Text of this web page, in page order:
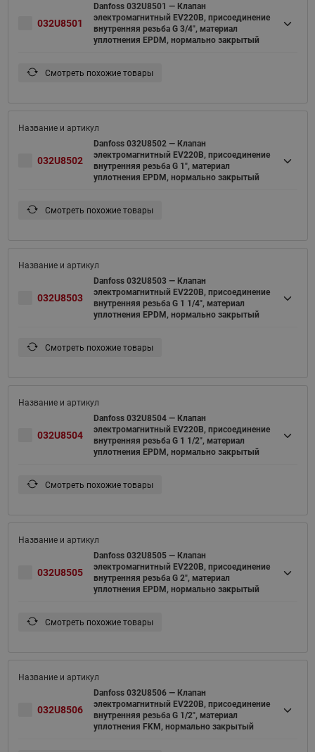
032U8501
Danfoss 032U8501 — Клапан
электромагнитный EV220B, присоединение
внутренняя резьба G 3/4", материал
уплотнения EPDM, нормально закрытый
Смотреть похожие товары
032U8502
Danfoss 032U8502 — Клапан
электромагнитный EV220B, присоединение
внутренняя резьба G 1", материал
уплотнения EPDM, нормально закрытый
Смотреть похожие товары
032U8503
Danfoss 032U8503 — Клапан
электромагнитный EV220B, присоединение
внутренняя резьба G 1 1/4", материал
уплотнения EPDM, нормально закрытый
Смотреть похожие товары
032U8504
Danfoss 032U8504 — Клапан
электромагнитный EV220B, присоединение
внутренняя резьба G 1 1/2", материал
уплотнения EPDM, нормально закрытый
Смотреть похожие товары
032U8505
Danfoss 032U8505 — Клапан
электромагнитный EV220B, присоединение
внутренняя резьба G 2", материал
уплотнения EPDM, нормально закрытый
Смотреть похожие товары
032U8506
Danfoss 032U8506 — Клапан
электромагнитный EV220B, присоединение
внутренняя резьба G 1/2", материал
уплотнения FKM, нормально закрытый